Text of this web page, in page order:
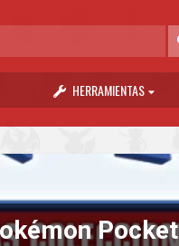
HERRAMIENTAS
Pocket